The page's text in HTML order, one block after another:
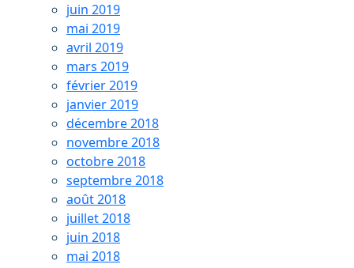
juin 2019
mai 2019
avril 2019
mars 2019
février 2019
janvier 2019
décembre 2018
novembre 2018
octobre 2018
septembre 2018
août 2018
juillet 2018
juin 2018
mai 2018